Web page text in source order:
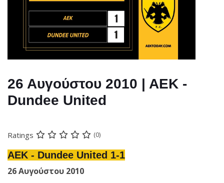
26 Αυγούστου 2010 | ΑΕΚ -
Dundee United
Ratings (0)
ΑΕΚ - Dundee United 1-1
26 Αυγούστου 2010